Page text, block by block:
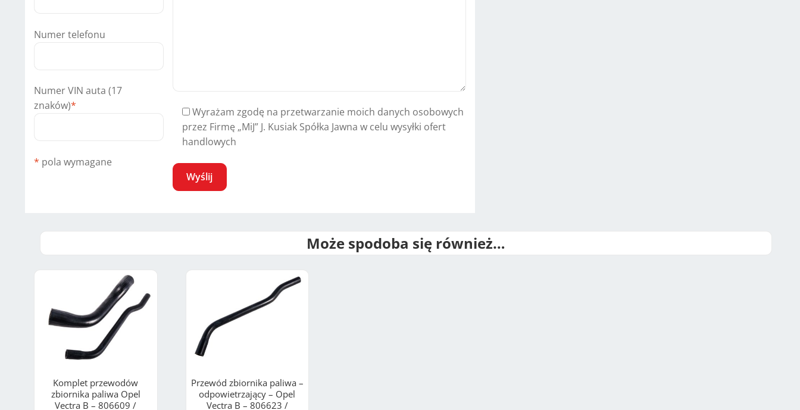
Numer telefonu
Numer VIN auta (17
znaków)*
* pola wymagane
Wyrażam zgodę na przetwarzanie moich danych osobowych
przez Firmę „MiJ” J. Kusiak Spółka Jawna w celu wysyłki ofert
handlowych
Może spodoba się również…
Komplet przewodów
zbiornika paliwa Opel
Vectra B – 806609 /
Przewód zbiornika paliwa –
odpowietrzający – Opel
Vectra B – 806623 /